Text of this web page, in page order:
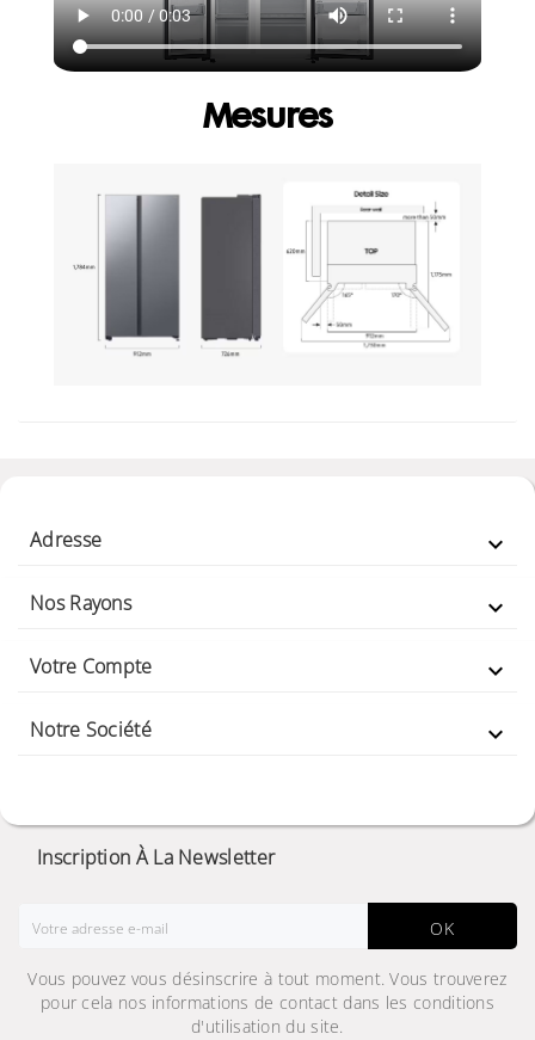
Mesures
Adresse 
Nos Rayons 
Votre Compte 
Notre Société 
Inscription À La Newsletter
OK
Vous pouvez vous désinscrire à tout moment. Vous trouverez
pour cela nos informations de contact dans les conditions
d'utilisation du site.